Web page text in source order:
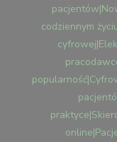
codziennym